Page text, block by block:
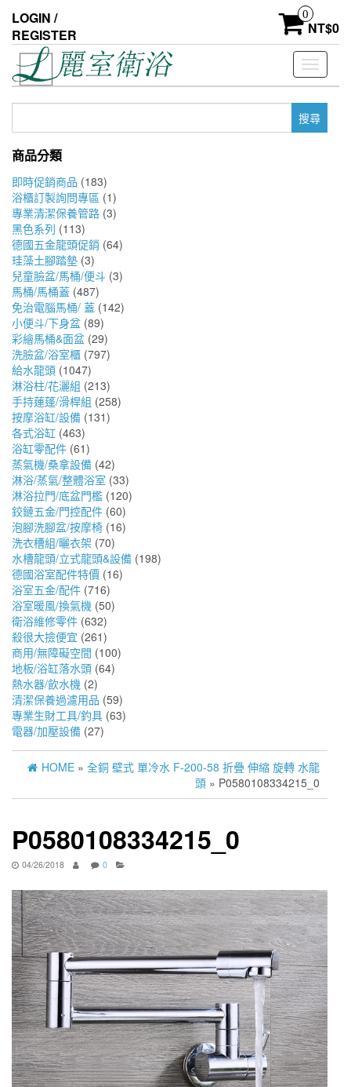
the
content
LOGIN /
REGISTER
0
NT$0
Toggle
鍵
商品分類
即時促銷商品 (183)
浴櫃訂製詢問專區 (1)
專業清潔保養管路 (3)
黑色系列 (113)
德國五金龍頭促銷 (64)
珪藻土腳踏墊 (3)
兒童臉盆/馬桶/便斗 (3)
馬桶/馬桶蓋 (487)
免治電腦馬桶/ 蓋 (142)
小便斗/下身盆 (89)
彩繪馬桶&面盆 (29)
洗臉盆/浴室櫃 (797)
給水龍頭 (1047)
淋浴柱/花灑組 (213)
手持蓮蓬/滑桿組 (258)
按摩浴缸/設備 (131)
各式浴缸 (463)
浴缸零配件 (61)
蒸氣機/桑拿設備 (42)
淋浴/蒸氣/整體浴室 (33)
淋浴拉門/底盆門檻 (120)
鉸鏈五金/門控配件 (60)
泡腳洗腳盆/按摩椅 (16)
洗衣槽組/曬衣架 (70)
水槽龍頭/立式龍頭&設備 (198)
德國浴室配件特價 (16)
浴室五金/配件 (716)
浴室暖風/換氣機 (50)
衛浴維修零件 (632)
殺很大撿便宜 (261)
商用/無障礙空間 (100)
地板/浴缸落水頭 (64)
熱水器/飲水機 (2)
清潔保養過濾用品 (59)
專業生財工具/釣具 (63)
電器/加壓設備 (27)
HOME » 全銅 壁式 單冷水 F-200-58 折疊 伸縮 旋轉 水龍
頭 » P0580108334215_0
P0580108334215_0
04/26/2018 0